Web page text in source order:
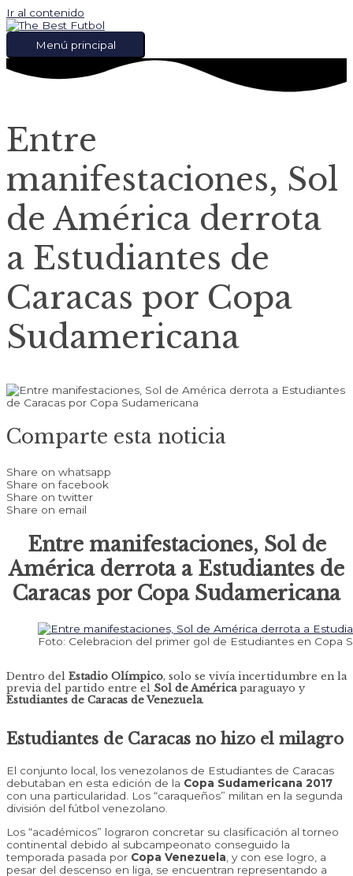
Ir al contenido
Menú principal
Entre
manifestaciones, Sol
de América derrota
a Estudiantes de
Caracas por Copa
Sudamericana
Comparte esta noticia
Share on whatsapp
Share on facebook
Share on twitter
Share on email
Entre manifestaciones, Sol de
América derrota a Estudiantes de
Caracas por Copa Sudamericana
Foto: Celebracion del primer gol de Estudiantes en Copa
Dentro del Estadio Olímpico, solo se vivía incertidumbre en la
previa del partido entre el Sol de Américaparaguayo y
Estudiantes de Caracas de Venezuela.
Estudiantes de Caracas no hizo el milagro
El conjunto local, los venezolanos de Estudiantes de Caracas
debutaban en esta edición de la Copa Sudamericana 2017
con una particularidad. Los “caraqueños” militan en la segunda
división del fútbol venezolano.
Los “académicos” lograron concretar su clasificación al torneo
continental debido al subcampeonato conseguido la
temporada pasada por Copa Venezuela , y con ese logro, a
pesar del descenso en liga, se encuentran representando a